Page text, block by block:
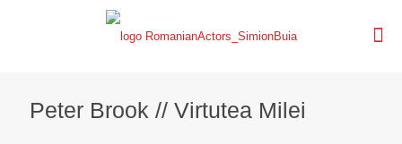
Peter Brook // Virtutea Milei